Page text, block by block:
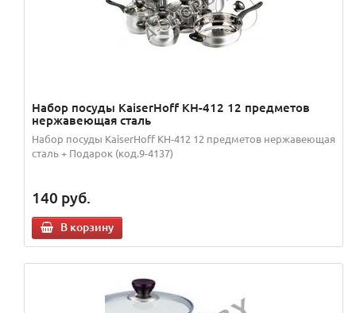
Набор посуды KaiserHoff KH-412 12 предметов
нержавеющая сталь
Набор посуды KaiserHoff KH-412 12 предметов нержавеющая
сталь + Подарок (код.9-4137)
140 руб.
В корзину